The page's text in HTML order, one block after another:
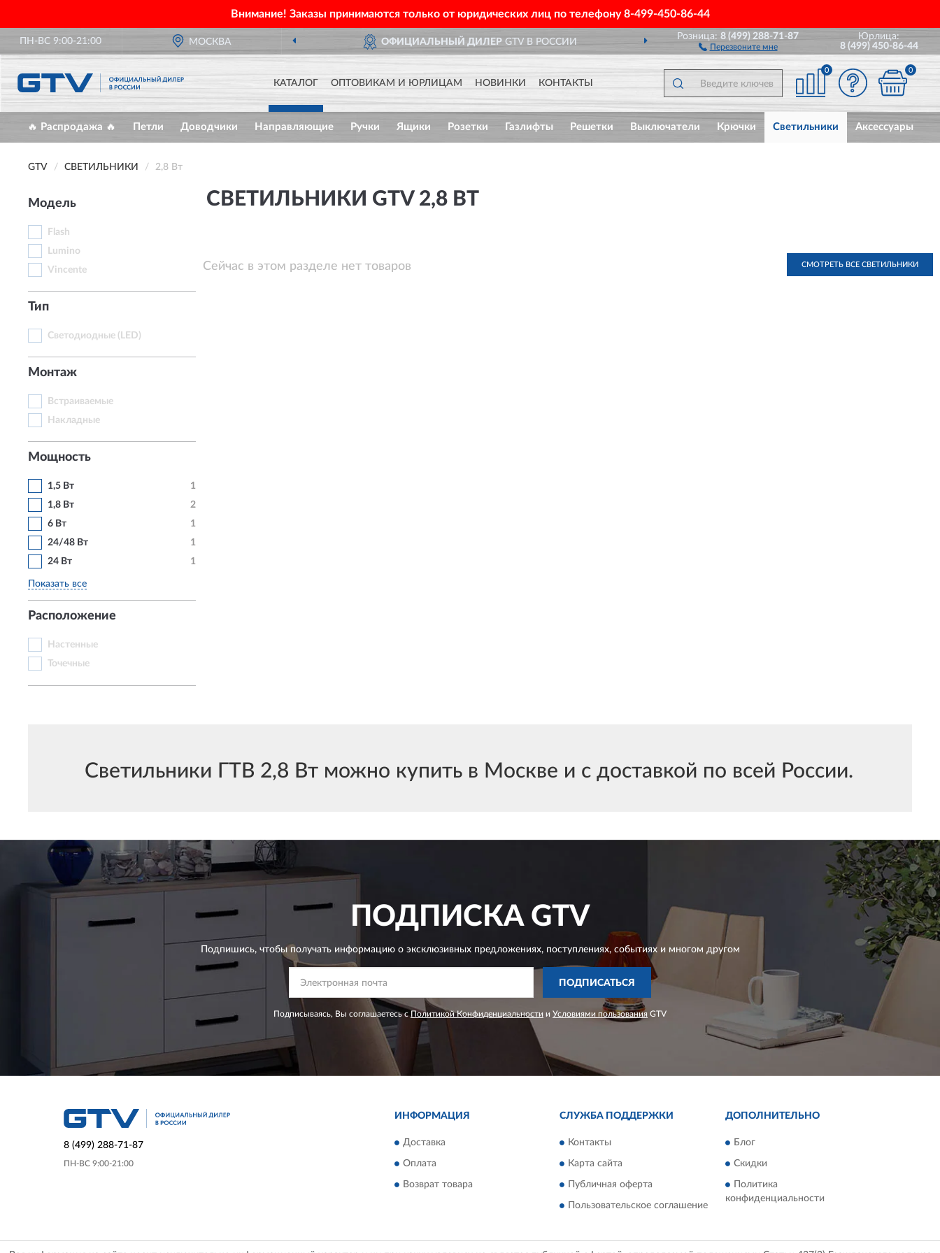
Внимание! Заказы принимаются только от юридических лиц по телефону8-499-450-86-44
ПН-ВС 9:00-21:00 МОСКВА ОФИЦИАЛЬНЫЙ ДИЛЕРGTV В РОССИИ ДОСТАВИМ ПО ВСЕЙ РОССИИ
Розница:8 (499) 288-71-87
Перезвоните мне
Юрлица:
8 (499) 450-86-44
КАТАЛОГ ОПТОВИКАМ И ЮРЛИЦАМ НОВИНКИ КОНТАКТЫ
0 0
🔥 Распродажа 🔥 Петли Доводчики Направляющие Ручки Ящики Розетки Газлифты Решетки Выключатели Крючки Светильники Аксессуары
GTV СВЕТИЛЬНИКИ 2,8 Вт
Модель
Flash
Lumino
Vincente
Тип
Светодиодные (LED)
Монтаж
Встраиваемые
Накладные
Мощность
1,5 Вт
1
1,8 Вт
2
6 Вт
1
24/48 Вт
1
24 Вт
1
Показать все
Расположение
Настенные
Точечные
СВЕТИЛЬНИКИ GTV 2,8 ВТ
Сейчас в этом разделе нет товаров СМОТРЕТЬ ВСЕ СВЕТИЛЬНИКИ
Светильники ГТВ 2,8 Вт можно купить в Москве и с доставкой по всей России.
ПОДПИСКАGTV
Подпишись, чтобы получать информацию о эксклюзивных предложениях,поступлениях, событиях и многом другом
ПОДПИСАТЬСЯ
Подписываясь, Вы соглашаетесь сПолитикой Конфиденциальности и Условиями пользования GTV
8 (499) 288-71-87
ПН-ВС 9:00-21:00
ИНФОРМАЦИЯ
Доставка
Оплата
Возврат товара
СЛУЖБА ПОДДЕРЖКИ
Контакты
Карта сайта
Публичная оферта
Пользовательское соглашение
ДОПОЛНИТЕЛЬНО
Блог
Скидки
Политика
конфиденциальности